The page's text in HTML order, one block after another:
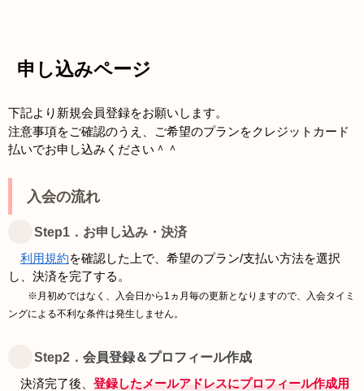
申し込みページ
下記より新規会員登録をお願いします。
注意事項をご確認のうえ、ご希望のプランをクレジットカード
払いでお申し込みください＾＾
入会の流れ
Step1．お申し込み・決済
利用規約を確認した上で、希望のプラン/支払い方法を選択
し、決済を完了する。
※月初めではなく、入会日から1ヵ月毎の更新となりますので、入会タイミ
ングによる不利な条件は発生しません。
Step2． 会員登録＆プロフィール作成
決済完了後、 登録したメールアドレスにプロフィール作成用